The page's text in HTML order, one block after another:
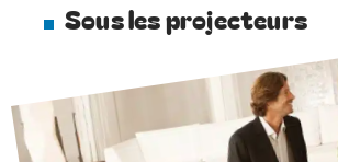
Sous les projecteurs